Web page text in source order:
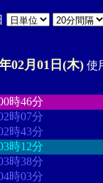
02月01日(木) 使
時46分
時07分
時43分
時12分
時38分
時03分